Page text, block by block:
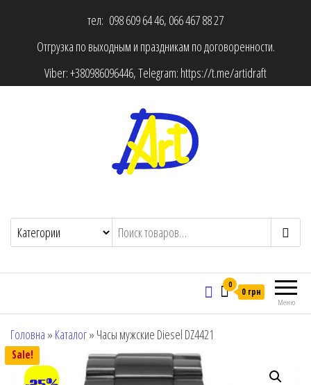
тел: 098 609 64 46, 066 467 88 27
Отгрузка по выходным и праздникам по договоренности.
Viber:+380986096446, Telegram: https://t.me/artidraft
Меню
0
0 грн
Головна » Каталог» Часы мужские Diesel DZ4421
Sale!